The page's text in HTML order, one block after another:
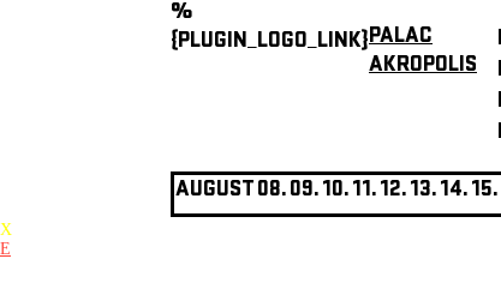
%
{PLUGIN_LOGO_LINK}PALAC
AKROPOLIS
AUGUST08.09.10.11.12.13.14.15.
X
E